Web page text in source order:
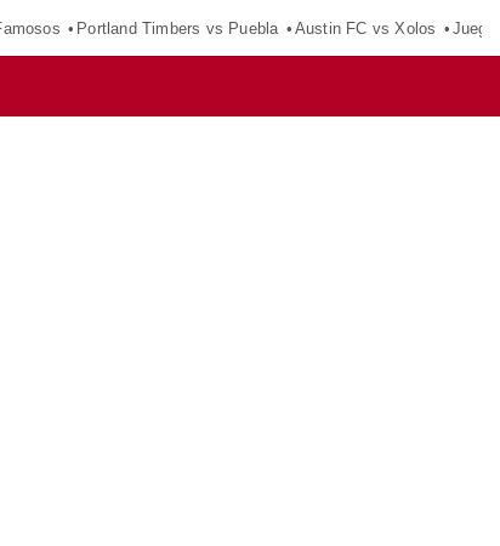
Portland Timbers vs Puebla Austin FC vs Xolos